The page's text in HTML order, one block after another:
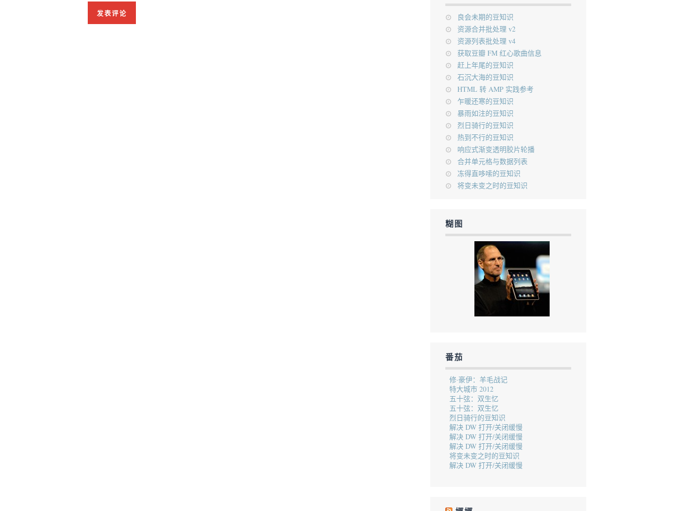
良会未期的豆知识
资源合并批处理 v2
资源列表批处理 v4
获取豆瓣 FM 红心歌曲信息
赶上年尾的豆知识
石沉大海的豆知识
HTML 转 AMP 实践参考
乍暖还寒的豆知识
暴雨如注的豆知识
烈日骑行的豆知识
热到不行的豆知识
响应式渐变透明胶片轮播
合并单元格与数据列表
冻得直哆嗦的豆知识
将变未变之时的豆知识
糊图
番茄
修·豪伊：羊毛战记
特大城市 2012
五十弦：双生忆
五十弦：双生忆
烈日骑行的豆知识
解决 DW 打开/关闭缓慢
解决 DW 打开/关闭缓慢
解决 DW 打开/关闭缓慢
将变未变之时的豆知识
解决 DW 打开/关闭缓慢